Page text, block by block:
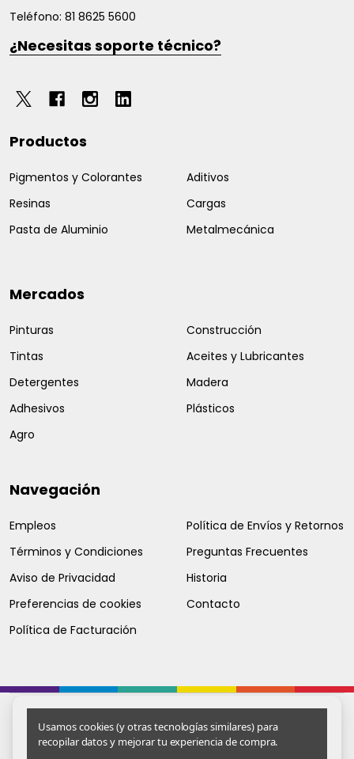
Teléfono: 81 8625 5600
¿Necesitas soporte técnico?
Productos
Pigmentos y Colorantes
Resinas
Pasta de Aluminio
Aditivos
Cargas
Metalmecánica
Mercados
Pinturas
Tintas
Detergentes
Adhesivos
Agro
Construcción
Aceites y Lubricantes
Madera
Plásticos
Navegación
Empleos
Términos y Condiciones
Aviso de Privacidad
Preferencias de cookies
Política de Facturación
Política de Envíos y Retornos
Preguntas Frecuentes
Historia
Contacto
Usamos cookies (y otras tecnologías similares) para
recopilar datos y mejorar tu experiencia de compra.